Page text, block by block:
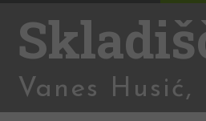
Vanes